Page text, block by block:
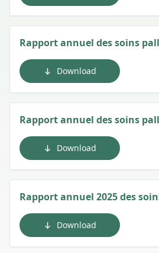
Rapport annuel des soins
Download
Rapport annuel des soins
Download
Rapport annuel 2025 des
Download